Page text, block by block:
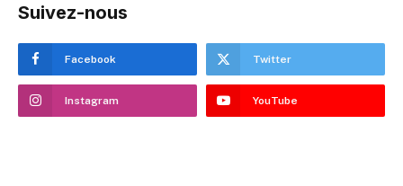
Suivez-nous
Facebook Twitter
Instagram YouTube